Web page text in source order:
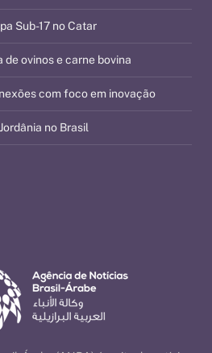
Sub-17 no Catar
ovinos e carne bovina
com foco em inovação
no Brasil